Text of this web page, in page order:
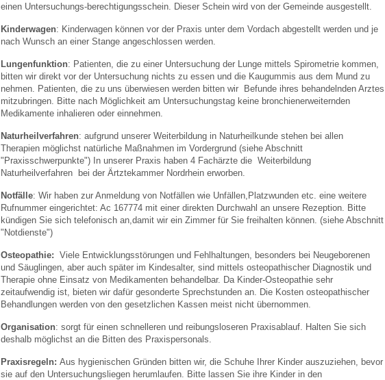
einen Untersuchungs-berechtigungsschein. Dieser Schein wird von der Gemeinde ausgestellt.
Kinderwagen: Kinderwagen können vor der Praxis unter dem Vordach abgestellt werden und je
nach Wunsch an einer Stange angeschlossen werden.
Lungenfunktion: Patienten, die zu einer Untersuchung der Lunge mittels Spirometrie kommen,
bitten wir direkt vor der Untersuchung nichts zu essen und die Kaugummis aus dem Mund zu
nehmen. Patienten, die zu uns überwiesen werden bitten wir Befunde ihres behandelnden Arztes
mitzubringen. Bitte nach Möglichkeit am Untersuchungstag keine bronchienerweiternden
Medikamente inhalieren oder einnehmen.
Naturheilverfahren: aufgrund unserer Weiterbildung in Naturheilkunde stehen bei allen
Therapien möglichst natürliche Maßnahmen im Vordergrund (siehe Abschnitt
"Praxisschwerpunkte") In unserer Praxis haben 4 Fachärzte die Weiterbildung
Naturheilverfahren bei der Ärtztekammer Nordrhein erworben.
Notfälle: Wir haben zur Anmeldung von Notfällen wie Unfällen,Platzwunden etc. eine weitere
Rufnummer eingerichtet: Ac 167774 mit einer direkten Durchwahl an unsere Rezeption. Bitte
kündigen Sie sich telefonisch an,damit wir ein Zimmer für Sie freihalten können. (siehe Abschnitt
"Notdienste")
Osteopathie: Viele Entwicklungsstörungen und Fehlhaltungen, besonders bei Neugeborenen
und Säuglingen, aber auch später im Kindesalter, sind mittels osteopathischer Diagnostik und
Therapie ohne Einsatz von Medikamenten behandelbar. Da Kinder-Osteopathie sehr
zeitaufwendig ist, bieten wir dafür gesonderte Sprechstunden an. Die Kosten osteopathischer
Behandlungen werden von den gesetzlichen Kassen meist nicht übernommen.
Organisation: sorgt für einen schnelleren und reibungsloseren Praxisablauf. Halten Sie sich
deshalb möglichst an die Bitten des Praxispersonals.
Praxisregeln: Aus hygienischen Gründen bitten wir, die Schuhe Ihrer Kinder auszuziehen, bevor
sie auf den Untersuchungsliegen herumlaufen. Bitte lassen Sie ihre Kinder in den